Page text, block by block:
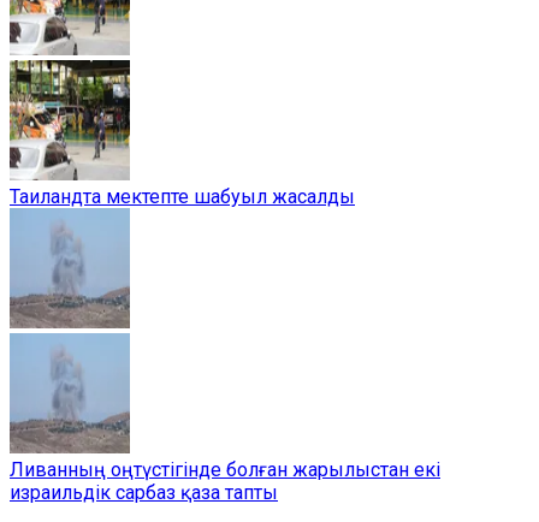
Таиландта мектепте шабуыл жасалды
Ливанның оңтүстігінде болған жарылыстан екі
израильдік сарбаз қаза тапты